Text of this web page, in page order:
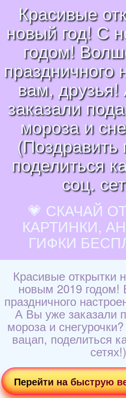
Красивые
новый год! С
годом!
праздничного
вам,
заказали
мороза и
(Поздравить
поделиться
соц.
💗 СКАЧАЙ
КАРТИНКИ,
ГИФКИ
Красивые открытки
новым 2019 годом!
праздничного
А Вы уже заказали
мороза и
вацап, поделиться
сетях!)
Перейти на быструю